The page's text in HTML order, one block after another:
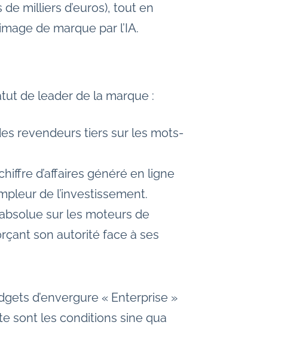
milliers d’euros), tout en
de marque par l’IA.
de leader de la marque :
revendeurs tiers sur les mots-
d’affaires généré en ligne
de l’investissement.
sur les moteurs de
son autorité face à ses
d’envergure « Enterprise »
sont les conditions sine qua